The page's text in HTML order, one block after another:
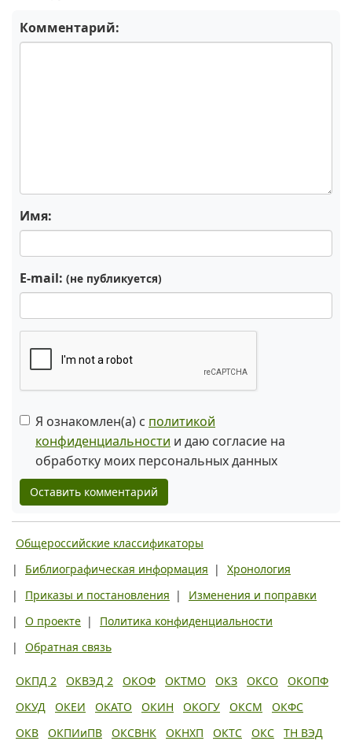
Комментарий:
Имя:
E-mail: (не публикуется)
Я ознакомлен(а) с политикой
конфиденциальности и даю согласие на
обработку моих персональных данных
Оставить комментарий
Общероссийские классификаторы
|
Библиографическая информация |
Хронология
|
Приказы и постановления |
Изменения и поправки
|
О проекте |
Политика конфиденциальности
|
Обратная связь
ОКПД 2 ОКВЭД 2 ОКОФ ОКТМО ОКЗ ОКСО
ОКОПФ
ОКУД
ОКЕИ ОКАТО ОКИН ОКОГУ ОКСМ
ОКФС
ОКВ
ОКПИиПВ ОКСВНК ОКНХП ОКТС ОКС
ТН ВЭД